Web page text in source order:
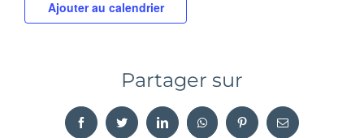
Ajouter au calendrier
Partager sur
FacebookTwitter LinkedInWhatsAppPinterestEmail